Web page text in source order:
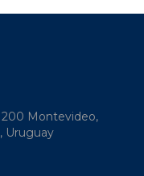
Montevideo,
Uruguay